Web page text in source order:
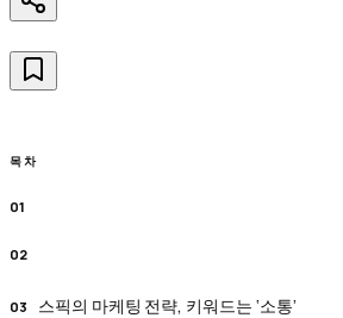
목차
스픽의 마케팅 전략, 키워드는 ‘소통’